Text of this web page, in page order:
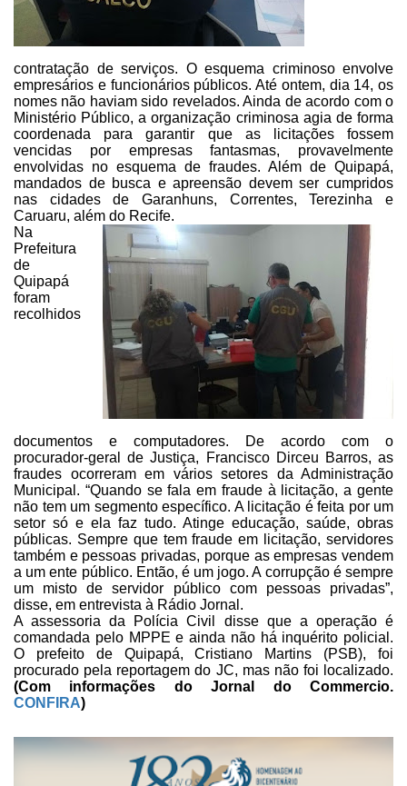
contratação de serviços. Oesquema criminoso envolve
empresários e funcionários públicos. Até ontem, dia 14, os
nomes não haviam sido revelados. Ainda de acordo com o
Ministério Público, a organização criminosa agia de forma
coordenada para garantir que aslicitações fossem
vencidas por empresas fantasmas, provavelmente
envolvidas no esquema de fraudes. Além de Quipapá,
mandados de busca e apreensão devem ser cumpridos
nas cidades de Garanhuns, Correntes, Terezinha e
Caruaru, além do Recife.
Na
Prefeitura
de
Quipapá
foram
recolhidos
documentos e computadores. De acordo com o
procurador-geral de Justiça, Francisco Dirceu Barros, as
fraudes ocorreram em vários setores da Administração
Municipal. “Quando se fala em fraude à licitação, a gente
não tem um segmentoespecífico. A licitação é feita por um
setor só e ela faz tudo. Atinge educação, saúde, obras
públicas. Sempre que tem fraude em licitação, servidores
também e pessoas privadas, porque as empresas vendem
a um ente público. Então, é um jogo. A corrupção é sempre
um misto de servidor público com pessoasprivadas”,
disse, em entrevista à Rádio Jornal.
A assessoria da Polícia Civil
disse que a operação é
comandada pelo MPPE e ainda não há inquérito policial.
O prefeito de Quipapá, Cristiano Martins (PSB), foi
procurado pela reportagem do JC, mas não foi localizado.
(Com informações do Jornal do Commercio.
CONFIRA)